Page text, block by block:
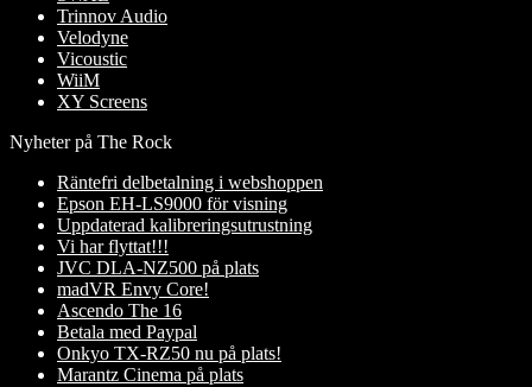
Trinnov Audio
Velodyne
Vicoustic
WiiM
XY Screens
Nyheter på The Rock
Räntefri delbetalning i webshoppen
Epson EH-LS9000 för visning
Uppdaterad kalibreringsutrustning
Vi har flyttat!!!
JVC DLA-NZ500 på plats
madVR Envy Core!
Ascendo The 16
Betala med Paypal
Onkyo TX-RZ50 nu på plats!
Marantz Cinema på plats